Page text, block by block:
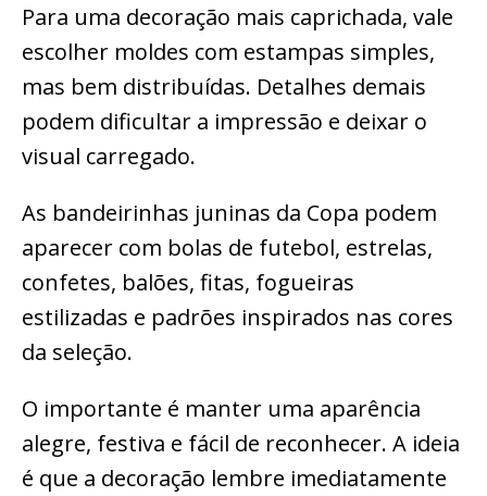
Para uma decoração mais caprichada, vale
escolher moldes com estampas simples,
mas bem distribuídas. Detalhes demais
podem dificultar a impressão e deixar o
visual carregado.
As bandeirinhas juninas da Copa podem
aparecer com bolas de futebol, estrelas,
confetes, balões, fitas, fogueiras
estilizadas e padrões inspirados nas cores
da seleção.
O importante é manter uma aparência
alegre, festiva e fácil de reconhecer. A ideia
é que a decoração lembre imediatamente